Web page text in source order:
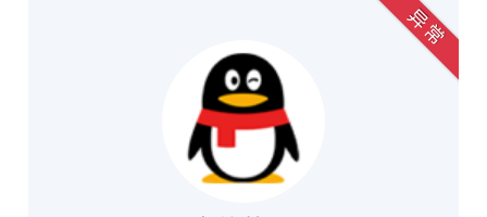
异 常